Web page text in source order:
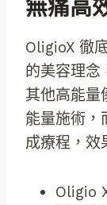
無痛高
OligioX 徹
的美容理念
其他高能量
能量施術，
成療程，效
Oligio